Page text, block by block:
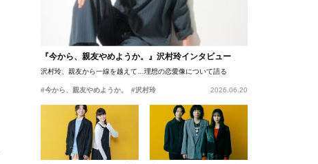
『今から、親友やめようか。』沢村玲インタビュー
沢村玲、親友から一線を越えて…理想の恋愛像について語る
#今から、親友やめようか。 #沢村玲 2026.06.20